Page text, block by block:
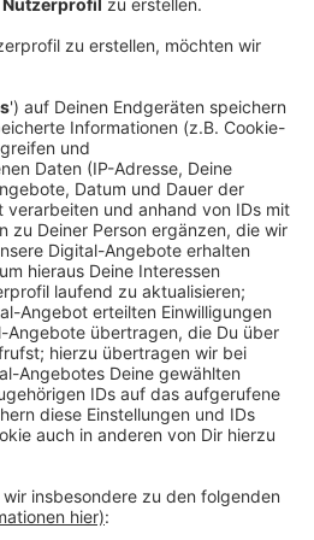
08.04.2020 05:35
in Siegen wieder für den
hat die Stadt Siegen
für zwei Jahre voll gesperrt.
Vormittag mit der Freigabe
wegen der Bauarbeiten für
Siegen gesperrt. In dieser Zeit
genutzt. Bevor die Strecke
wird, bereitet die
und führt kleinere